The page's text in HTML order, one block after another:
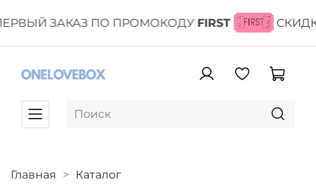
ЗАКАЗ ПО ПРОМОКОДУFIRST
Главная Каталог